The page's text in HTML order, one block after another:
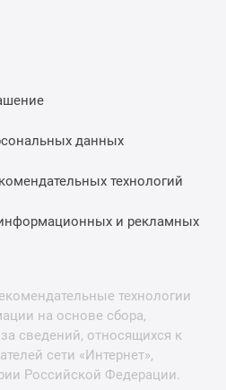
данных
технологий
и рекламных
технологии
на основе сбора,
сведений, относящихся к
сети «Интернет»,
Российской Федерации.